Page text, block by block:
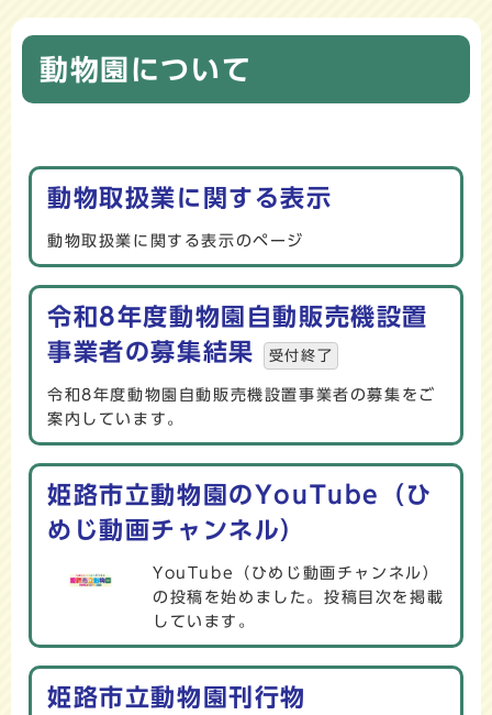
動物園について
メインメニュー
動物取扱業に関する表示
動物取扱業に関する表示のページ
令和8年度動物園自動販売機設置
事業者の募集結果
受付終了
令和8年度動物園自動販売機設置事業者の募集をご
案内しています。
姫路市立動物園のYouTube（ひ
めじ動画チャンネル）
YouTube（ひめじ動画チャンネル）
の投稿を始めました。投稿目次を掲載
しています。
姫路市立動物園刊行物